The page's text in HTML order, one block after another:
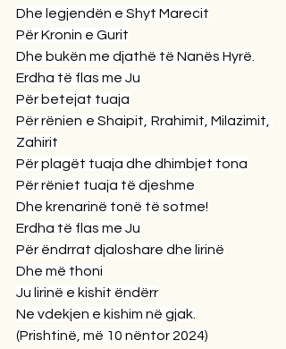
Dhe legjendën e Shyt Marecit
Për Kronin e Gurit
Dhe bukën me djathë të Nanës Hyrë.
Erdha të flas me Ju
Për betejat tuaja
Për rënien e Shaipit, Rrahimit, Milazimit,
Zahirit
Për plagët tuaja dhe dhimbjet tona
Për rëniet tuaja të djeshme
Dhe krenarinë tonë të sotme!
Erdha të flas me Ju
Për ëndrrat djaloshare dhe lirinë
Dhe më thoni
Ju lirinë e kishit ëndërr
Ne vdekjen e kishim në gjak.
(Prishtinë, më 10 nëntor 2024)